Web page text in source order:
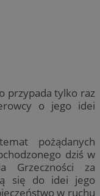
przypada tylko raz
o jego idei
pożądanych
dziś w
Grzeczności za
się do idei jego
w ruchu